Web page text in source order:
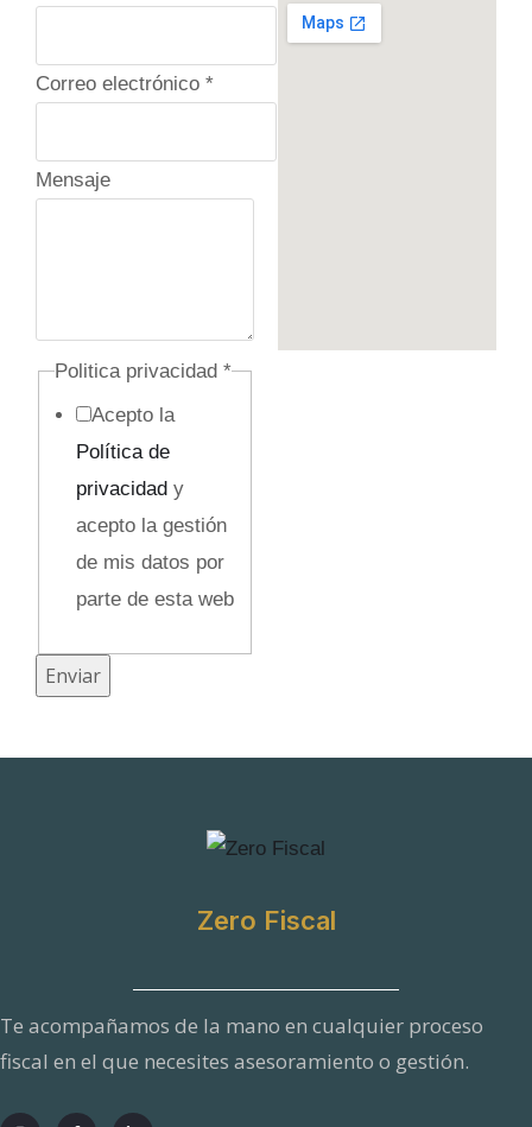
Correo electrónico *
Mensaje
e
i
c
Politica privacidad *
Acepto la
Política de
privacidady
acepto la gestión
de mis datos por
parte de esta web
Enviar
Zero Fiscal
Te acompañamos de la mano en cualquier proceso
fiscal en el que necesites asesoramiento o gestión.